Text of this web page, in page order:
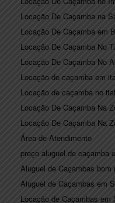
Locação De Caçamba na
Locação De Caçamba em
Locação De Caçamba No
Locação De Caçamba No
Locação de caçamba em
Locação de caçamba no
Locação De Caçamba Na
Locação De Caçamba Na
Área de Atendimento
preço aluguel de caçamba
Aluguel de Caçambas bom
Aluguel de Caçambas em
Locação de Caçambas em